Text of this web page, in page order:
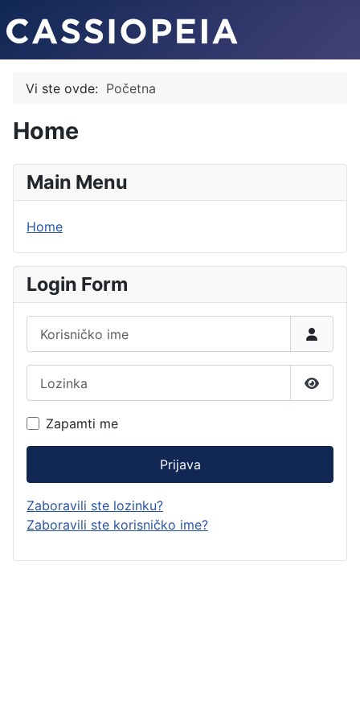
Vi ste ovde: Početna
Home
Main Menu
Home
Login Form
Korisničko ime
Prikaži
Zapamti me
Prijava
Zaboravili ste lozinku?
Zaboravili ste korisničko ime?